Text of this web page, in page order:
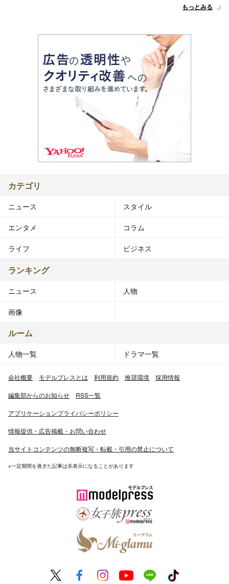
もっとみる
カテゴリ
ニュース スタイル
エンタメ コラム
ライフ ビジネス
ランキング
ニュース 人物
画像
ルーム
人物一覧 ドラマ一覧
会社概要 モデルプレスとは 利用規約 推奨環境 採用情報
編集部からのお知らせ RSS一覧
アプリケーションプライバシーポリシー
情報提供・広告掲載・お問い合わせ
当サイトコンテンツの無断複写・転載・引用の禁止について
※一定期間を過ぎた記事は非表示になることがあります